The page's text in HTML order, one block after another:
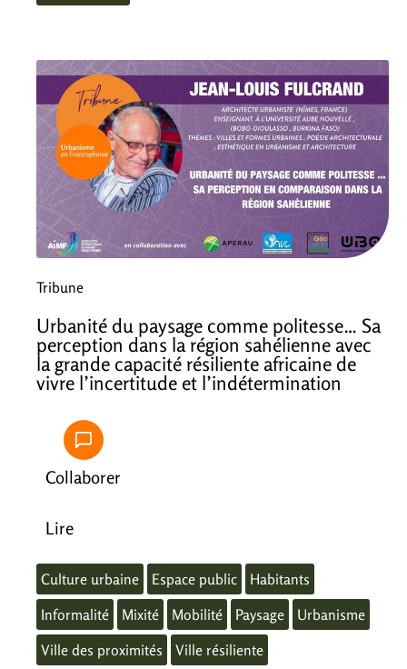
Tribune
Urbanité du paysage comme politesse… Sa
perception dans la région sahélienne avec
la grande capacité résiliente africaine de
vivre l’incertitude et l’indétermination
Collaborer
Lire
Culture urbaine Espace public
Habitants
Informalité
Mixité Mobilité Paysage
Urbanisme
Ville des proximités
Ville résiliente